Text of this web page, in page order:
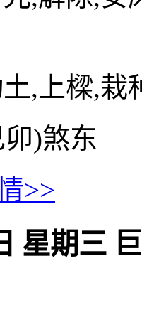
土,上樑,
卯)煞东
>>
星期三